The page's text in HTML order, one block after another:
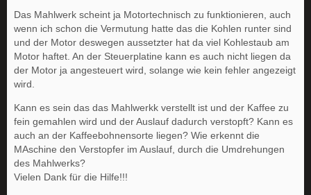
Das Mahlwerk scheint ja Motortechnisch zu funktionieren, auch
wenn ich schon die Vermutung hatte das die Kohlen runter sind
und der Motor deswegen aussetzter hat da viel Kohlestaub am
Motor haftet. An der Steuerplatine kann es auch nicht liegen da
der Motor ja angesteuert wird, solange wie kein fehler angezeigt
wird.
Kann es sein das das Mahlwerkk verstellt ist und der Kaffee zu
fein gemahlen wird und der Auslauf dadurch verstopft? Kann es
auch an der Kaffeebohnensorte liegen? Wie erkennt die
MAschine den Verstopfer im Auslauf, durch die Umdrehungen
des Mahlwerks?
Vielen Dank für die Hilfe!!!